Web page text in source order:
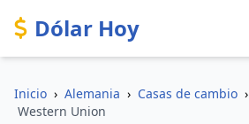
Dólar Hoy
Inicio › Alemania › Casas de cambio ›
Western Union